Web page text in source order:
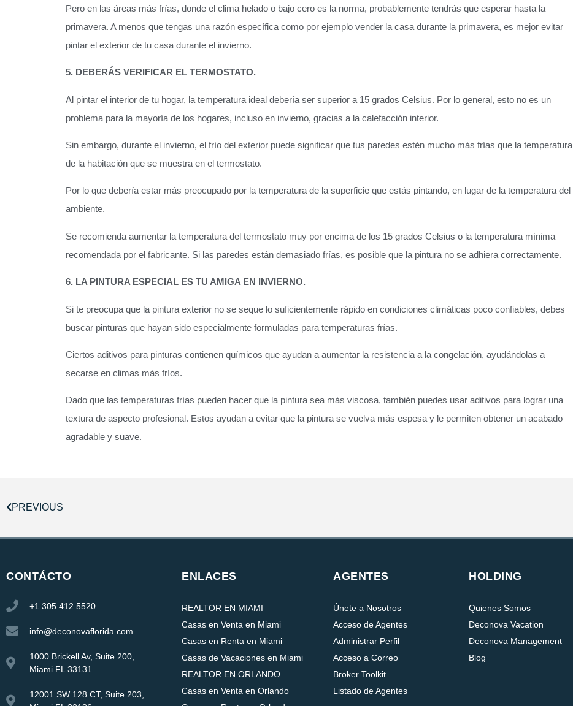
Pero en las áreas más frías, donde el clima helado o bajo cero es la norma, probablemente tendrás que esperar hasta la
primavera. A menos que tengas una razón específica como por ejemplo vender la casa durante la primavera, es mejor evitar
pintar el exterior de tu casa durante el invierno.
5. DEBERÁS VERIFICAR EL TERMOSTATO.
Al pintar el interior de tu hogar, la temperatura ideal debería ser superior a 15 grados Celsius. Por lo general, esto no es un
problema para la mayoría de los hogares, incluso en invierno, gracias a la calefacción interior.
Sin embargo, durante el invierno, el frío del exterior puede significar que tus paredes estén mucho más frías que la temperatura
de la habitación que se muestra en el termostato.
Por lo que debería estar más preocupado por la temperatura de la superficie que estás pintando, en lugar de la temperatura del
ambiente.
Se recomienda aumentar la temperatura del termostato muy por encima de los 15 grados Celsius o la temperatura mínima
recomendada por el fabricante. Si las paredes están demasiado frías, es posible que la pintura no se adhiera correctamente.
6. LA PINTURA ESPECIAL ES TU AMIGA EN INVIERNO.
Si te preocupa que la pintura exterior no se seque lo suficientemente rápido en condiciones climáticas poco confiables, debes
buscar pinturas que hayan sido especialmente formuladas para temperaturas frías.
Ciertos aditivos para pinturas contienen químicos que ayudan a aumentar la resistencia a la congelación, ayudándolas a
secarse en climas más fríos.
Dado que las temperaturas frías pueden hacer que la pintura sea más viscosa, también puedes usar aditivos para lograr una
textura de aspecto profesional. Estos ayudan a evitar que la pintura se vuelva más espesa y le permiten obtener un acabado
agradable y suave.
PREVIOUS
CONTÁCTO
+1 305 412 5520
info@deconovaflorida.com
1000 Brickell Av, Suite 200,
Miami FL 33131
12001 SW 128 CT, Suite 203,
ENLACES
REALTOR EN MIAMI
Casas en Venta en Miami
Casas en Renta en Miami
Casas de Vacaciones en Miami
REALTOR EN ORLANDO
Casas en Venta en Orlando
AGENTES
Únete a Nosotros
Acceso de Agentes
Administrar Perfil
Acceso a Correo
Broker Toolkit
Listado de Agentes
HOLDING
Quienes Somos
Deconova Vacation
Deconova Management
Blog